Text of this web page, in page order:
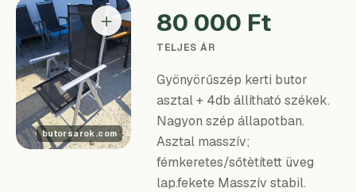
＋ 80 000 Ft
TELJES ÁR
Gyönyörűszép kerti butor
asztal + 4db állítható székek.
Nagyon szép állapotban.
Asztal masszív;
fémkeretes/sőtètített üveg
lap.fekete Masszív stabil.